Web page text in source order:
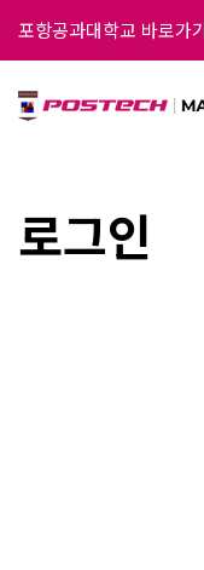
포항공과대학교 바로가
로그인